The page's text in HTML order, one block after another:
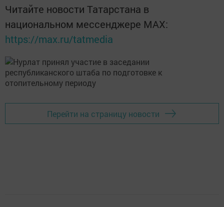
Читайте новости Татарстана в
национальном мессенджере MАХ:
https://max.ru/tatmedia
Перейти на страницу новости